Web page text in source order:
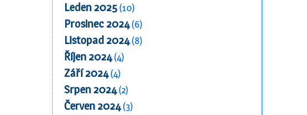
Leden 2025 (10)
Prosinec 2024(6)
Listopad 2024(8)
Říjen 2024(4)
Září 2024(4)
Srpen 2024(2)
Červen 2024(3)